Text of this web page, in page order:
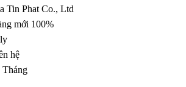
Tin Phat Co., Ltd
mới 100%
hệ
Tháng